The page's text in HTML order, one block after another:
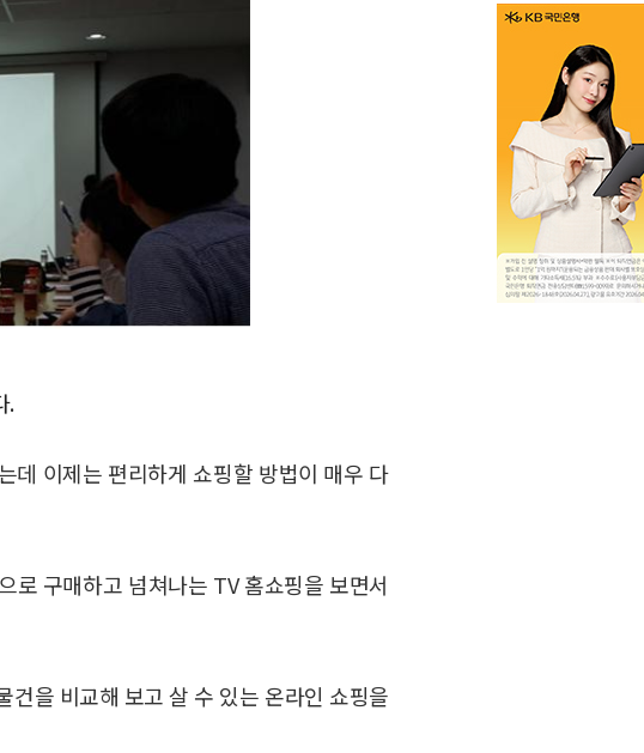
.
데 이제는 편리하게 쇼핑할 방법이 매우 다
로 구매하고 넘쳐나는 TV 홈쇼핑을 보면서
을 비교해 보고 살 수 있는 온라인 쇼핑을